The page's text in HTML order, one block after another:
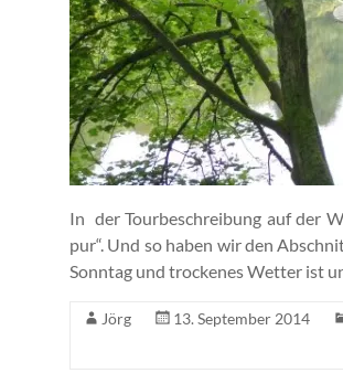
In der Tourbeschreibung auf der
pur“. Und so haben wir den
Sonntag und trockenes Wetter ist
Jörg 13. September 2014